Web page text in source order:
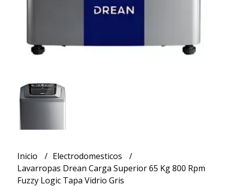
Inicio
Electrodomesticos
Lavarropas Drean Carga Superior 65 Kg 800 Rpm
Fuzzy Logic Tapa Vidrio Gris